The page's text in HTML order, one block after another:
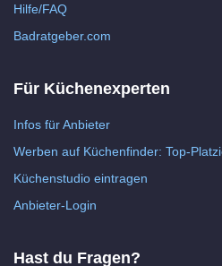
Hilfe/FAQ
Badratgeber.com
Für Küchenexperten
Infos für Anbieter
Werben auf Küchenfinder: Top-
Küchenstudio eintragen
Anbieter-Login
Hast du Fragen?